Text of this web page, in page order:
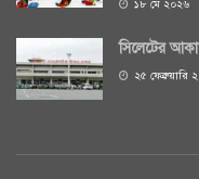
১৮ মে ২০২৬
সিলেটের
২৫ ফেব্রুয়ারি